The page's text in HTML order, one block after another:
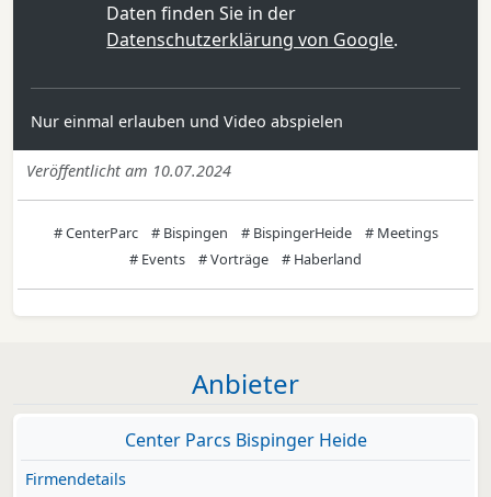
Daten finden Sie in der
Datenschutzerklärung von Google.
Nur einmal erlauben und Video abspielen
Veröffentlicht am 10.07.2024
# CenterParc # Bispingen # BispingerHeide
# Meetings
# Events
# Vorträge # Haberland
Anbieter
Center Parcs Bispinger Heide
Firmendetails